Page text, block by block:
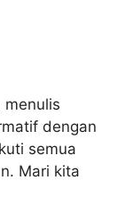
menulis
dengan
semua
Mari kita